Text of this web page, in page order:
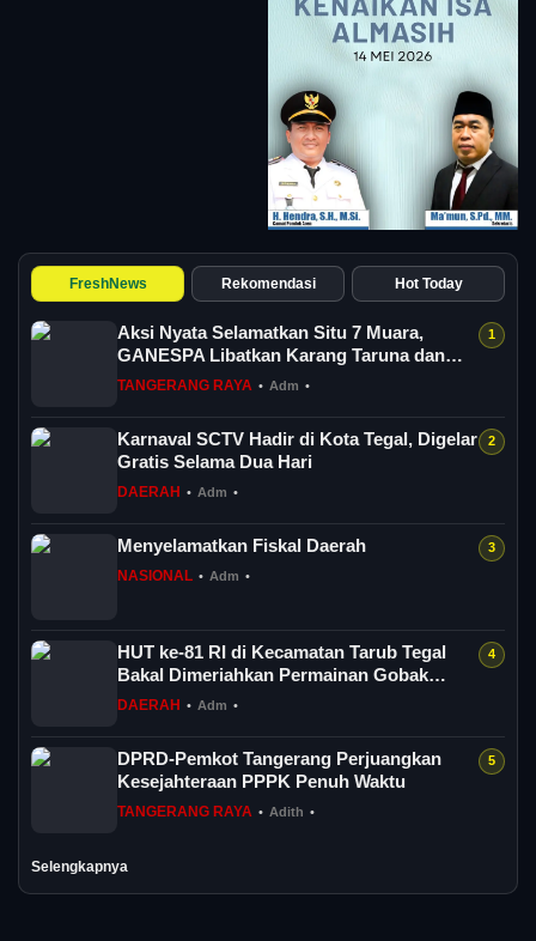
FreshNews Rekomendasi Hot Today
Aksi Nyata Selamatkan Situ 7 Muara,
GANESPA Libatkan Karang Taruna dan
Komunitas
TANGERANG RAYA • Adm •
Karnaval SCTV Hadir di Kota Tegal, Digelar
Gratis Selama Dua Hari
DAERAH • Adm •
Menyelamatkan Fiskal Daerah
NASIONAL • Adm •
HUT ke-81 RI di Kecamatan Tarub Tegal
Bakal Dimeriahkan Permainan Gobak
Sodor
DAERAH • Adm •
DPRD-Pemkot Tangerang Perjuangkan
Kesejahteraan PPPK Penuh Waktu
TANGERANG RAYA • Adith •
Selengkapnya